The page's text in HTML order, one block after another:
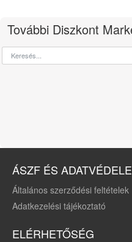
További Diszkont
ÁSZF ÉS
Általános szerződési feltételek
Adatkezelési tájékoztató
ELÉRHETŐSÉG